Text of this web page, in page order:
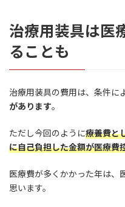
治療用装具は医
ることも
治療用装具の費用は、条件に
があります。
ただし今回のように療養費と
に自己負担した金額が医療費
医療費が多くかかった年は、
思います。